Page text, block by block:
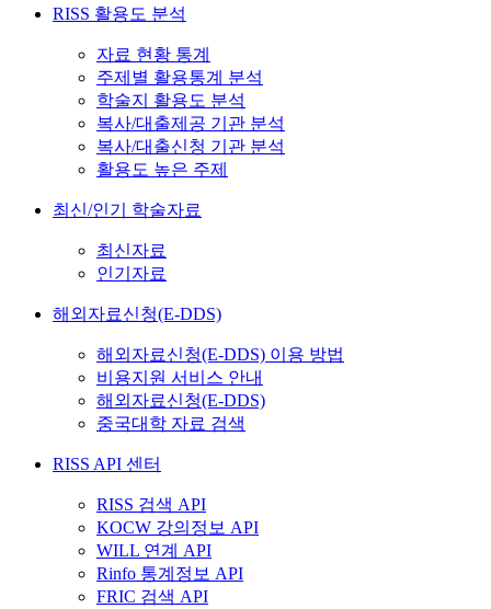
RISS 활용도 분석
자료 현황 통계
주제별 활용통계 분석
학술지 활용도 분석
복사/대출제공 기관 분석
복사/대출신청 기관 분석
활용도 높은 주제
최신/인기 학술자료
최신자료
인기자료
해외자료신청(E-DDS)
해외자료신청(E-DDS) 이용 방법
비용지원 서비스 안내
해외자료신청(E-DDS)
중국대학 자료 검색
RISS API 센터
RISS 검색 API
KOCW 강의정보 API
WILL 연계 API
Rinfo 통계정보 API
FRIC 검색 API